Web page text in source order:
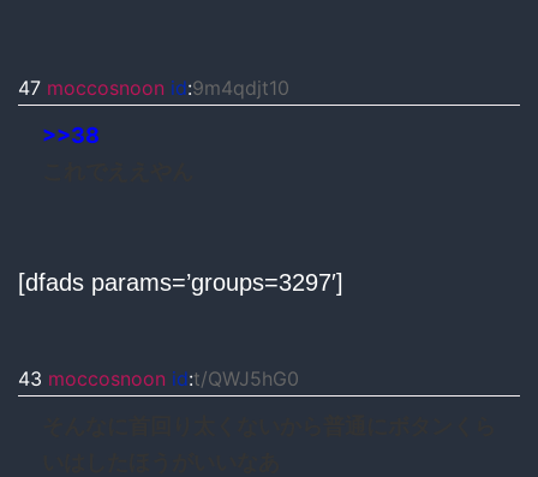
47 moccosnoon id:9m4qdjt10
>>38
[dfads params=’groups=3297′]
43 moccosnoon id:t/QWJ5hG0